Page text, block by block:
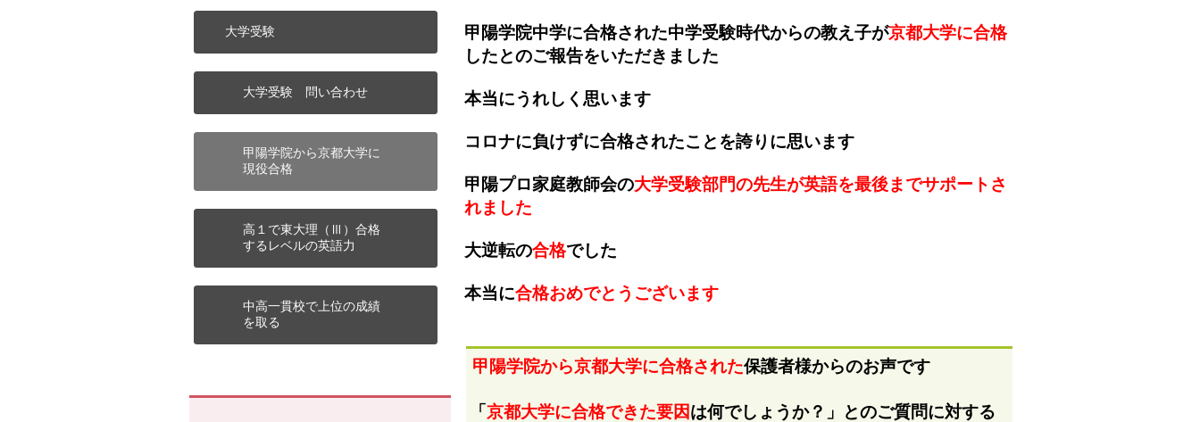
大学受験
大学受験 問い合わせ
甲陽学院から京都大学に
現役合格
高１で東大理（Ⅲ）合格
するレベルの英語力
中高一貫校で上位の成績
を取る
甲陽学院中学に合格された中学受験時代からの教え子が京都大学に合格
したとのご報告をいただきました
本当にうれしく思います
コロナに負けずに合格されたことを誇りに思います
甲陽プロ家庭教師会の大学受験部門の先生が英語を最後までサポートさ
れました
大逆転の合格でした
本当に合格おめでとうございます
甲陽学院から京都大学に合格された保護者様からのお声です
「京都大学に合格できた要因は何でしょうか？」とのご質問に対する